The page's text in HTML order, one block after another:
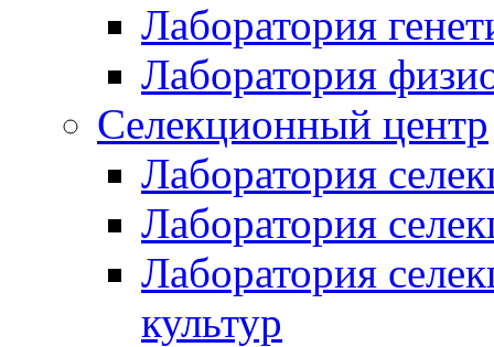
Лаборатория
Лаборатория
Селекционный центр
Лаборатория
Лаборатория
Лаборатория
культур